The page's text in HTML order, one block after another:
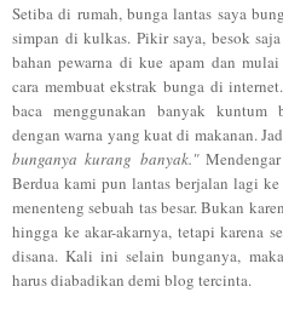
Setiba di rumah, bunga lantas saya
simpan di kulkas. Pikir saya, besok
bahan pewarna di kue apam dan mulai
cara membuat ekstrak bunga di
baca menggunakan banyak kuntum
dengan warna yang kuat di makanan.
bunganya kurang banyak."
Berdua kami pun lantas berjalan lagi
menenteng sebuah tas besar. Bukan
hingga ke akar-akarnya, tetapi karena
disana. Kali ini selain bunganya,
harus diabadikan demi blog tercinta.